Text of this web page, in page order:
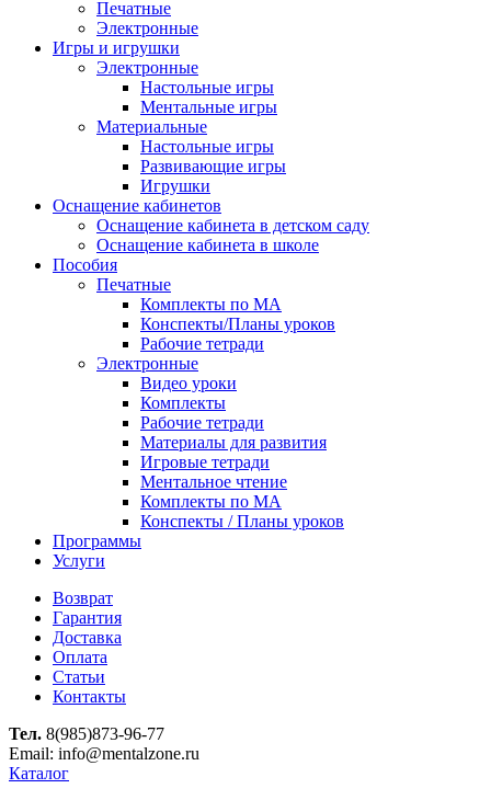
Печатные
Электронные
Игры и игрушки
Электронные
Настольные игры
Ментальные игры
Материальные
Настольные игры
Развивающие игры
Игрушки
Оснащение кабинетов
Оснащение кабинета в детском саду
Оснащение кабинета в школе
Пособия
Печатные
Комплекты по МА
Конспекты/Планы уроков
Рабочие тетради
Электронные
Видео уроки
Комплекты
Рабочие тетради
Материалы для развития
Игровые тетради
Ментальное чтение
Комплекты по МА
Конспекты / Планы уроков
Программы
Услуги
Возврат
Гарантия
Доставка
Оплата
Статьи
Контакты
Тел. 8(985)873-96-77
Email: info@mentalzone.ru
Каталог